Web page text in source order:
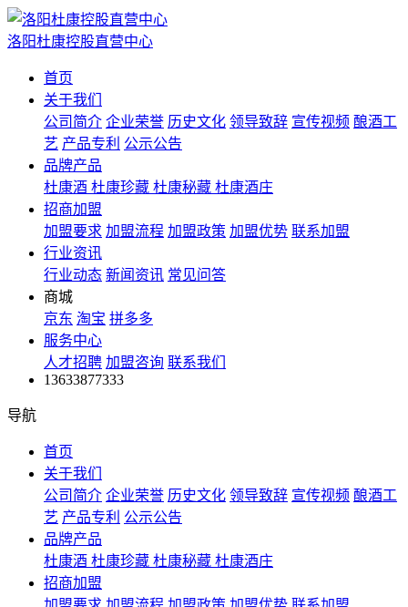
洛阳杜康控股直营中心
首页
关于我们
公司简介 企业荣誉 历史文化 领导致辞 宣传视频 酿酒工
艺 产品专利 公示公告
品牌产品
杜康酒 杜康珍藏 杜康秘藏 杜康酒庄
招商加盟
加盟要求 加盟流程 加盟政策 加盟优势 联系加盟
行业资讯
行业动态 新闻资讯 常见问答
商城
京东 淘宝 拼多多
服务中心
人才招聘 加盟咨询 联系我们
13633877333
导航
首页
关于我们
公司简介 企业荣誉 历史文化 领导致辞 宣传视频 酿酒工
艺 产品专利 公示公告
品牌产品
杜康酒 杜康珍藏 杜康秘藏 杜康酒庄
招商加盟